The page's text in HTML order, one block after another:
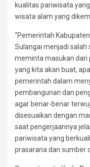
kualitas pariwisata
wisata alam yang
“Pemerintah
Sulangai menjadi salah
meminta masukan dari
yang kita akan buat,
pemerintah dalam
pembangunan dan
agar benar-benar
disesuaikan dengan
saat pengerjaannya
pariwisata yang
prasarana dan sumber